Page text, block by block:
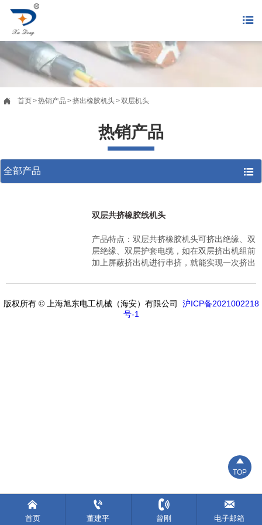

 首页>热销产品 >挤出橡胶机头>双层机头
热销产品
全部产品 
双层共挤橡胶线机头
产品特点：双层共挤橡胶机头可挤出绝缘、双
层绝缘、双层护套电缆，如在双层挤出机组前
加上屏蔽挤出机进行串挤，就能实现一次挤出
版权所有 © 上海旭东电工机械（海安）有限公司 沪ICP备2021002218
号-1

首页

董建平

曾刚

电子邮箱

TOP